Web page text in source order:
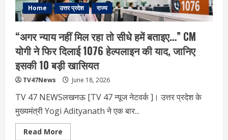
आगे
क्या
होगा?
Home उत्तर प्रदेश राज्य
“अगर न्याय नहीं मिल रहा तो सीधे हमें बताइए…” CM
योगी ने फिर दिलाई 1076 हेल्पलाइन की याद, जानिए
इसकी 10 बड़ी खासियत
TV47News June 18, 2026
TV 47 NEWSलखनऊ [TV 47 न्‍यूज नेटवर्क ]। उत्तर प्रदेश के
मुख्यमंत्री Yogi Adityanath ने एक बार...
Read More
more